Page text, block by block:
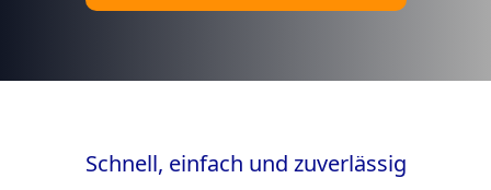
Schnell, einfach und zuverlässig